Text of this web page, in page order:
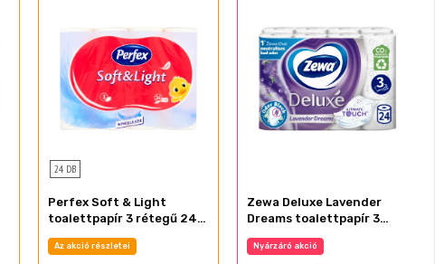
24 DB
Perfex Soft & Light
toalettpapír 3 rétegű 24
tekercs
Az akció részletei
Zewa Deluxe Lavender
Dreams toalettpapír 3
rétegű 24 tekercs
Nyárzáró akció